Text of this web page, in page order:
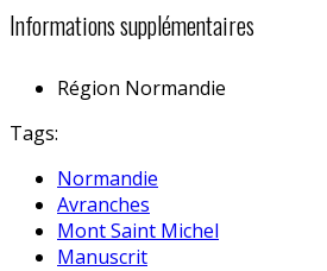
Informations supplémentaires
Région Normandie
Tags:
Normandie
Avranches
Mont Saint Michel
Manuscrit